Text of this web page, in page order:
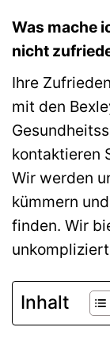
Was mache
nicht
Ihre
mit den
kontaktieren
Wir werden
kümmern
finden. Wir
Inhalt